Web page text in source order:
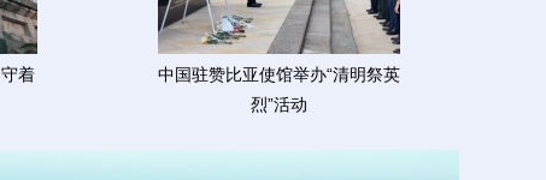
着
中国驻赞比亚使馆举办“清明祭英
烈”活动